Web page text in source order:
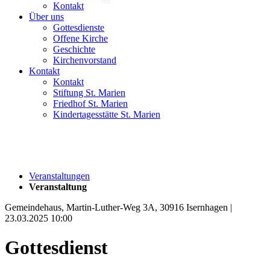
Kontakt
Über uns
Gottesdienste
Offene Kirche
Geschichte
Kirchenvorstand
Kontakt
Kontakt
Stiftung St. Marien
Friedhof St. Marien
Kindertagesstätte St. Marien
Veranstaltungen
Veranstaltung
Gemeindehaus, Martin-Luther-Weg 3A, 30916 Isernhagen |
23.03.2025 10:00
Gottesdienst